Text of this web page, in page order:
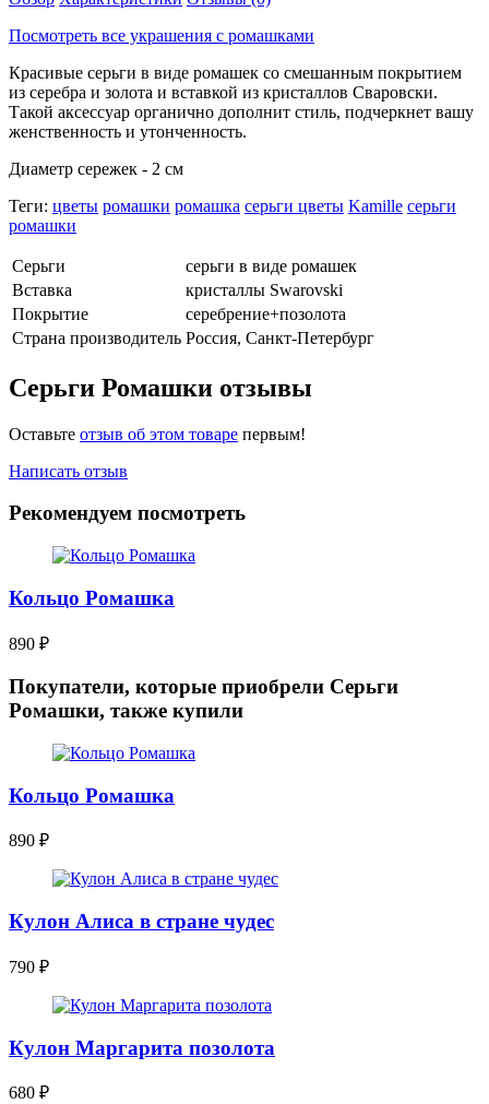
Посмотреть все украшения с ромашками
Красивые серьги в виде ромашек со смешанным покрытием
из серебра и золота и вставкой из кристаллов Сваровски.
Такой аксессуар органично дополнит стиль, подчеркнет вашу
женственность и утонченность.
Диаметр сережек - 2 см
Теги: цветы ромашки ромашка серьги цветы Kamille серьги
ромашки
Серьги
серьги в виде ромашек
Вставка
кристаллы Swarovski
Покрытие
серебрение+позолота
Страна производитель Россия, Санкт-Петербург
Серьги Ромашки отзывы
Оставьте отзыв об этом товаре первым!
Написать отзыв
Рекомендуем посмотреть
Кольцо Ромашка
890 ₽
Покупатели, которые приобрели Серьги
Ромашки, также купили
Кольцо Ромашка
890 ₽
Кулон Алиса в стране чудес
790 ₽
Кулон Маргарита позолота
680 ₽